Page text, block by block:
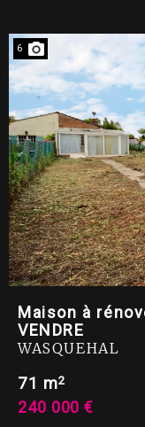
6
Maison à
VENDRE
WASQUEHAL
71 m2
240 000 €